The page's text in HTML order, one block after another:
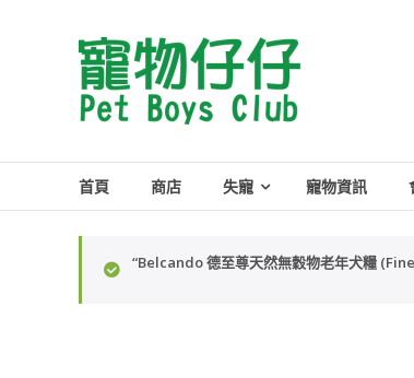
Pet
Boys
Club
首頁 商店 失寵 寵物資訊
“Belcando 德至尊天然無穀物老年犬糧